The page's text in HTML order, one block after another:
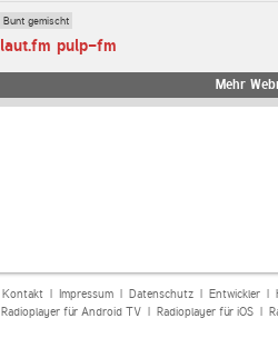
Bunt gemischt
laut.fm pulp-fm
Mehr
Kontakt| Impressum| Datenschutz| Entwickler|
Radioplayer für Android TV| Radioplayer für iOS|